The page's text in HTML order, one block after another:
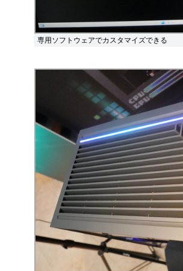
専用ソフトウェアでカスタマイズできる